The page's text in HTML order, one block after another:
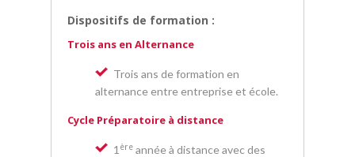
Dispositifs de formation :
Trois ans en Alternance
Trois ans de formation en
alternance entre entreprise et école.
Cycle Préparatoire à distance
1 ère année à distance avec des